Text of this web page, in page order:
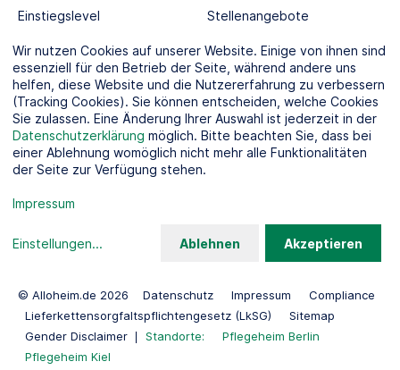
Einstiegslevel
Stellenangebote
SOCIAL MEDIA
KOOPERATIONSPARTNER
© Alloheim.de 2026 Datenschutz Impressum
Compliance
Lieferkettensorgfaltspflichtengesetz (LkSG)
Sitemap
Gender Disclaimer
Standorte:
Pflegeheim Berlin
Pflegeheim Kiel
Wir nutzen Cookies auf unserer Website. Einige von ihnen sind
essenziell für den Betrieb der Seite, während andere uns
helfen, diese Website und die Nutzererfahrung zu verbessern
(Tracking Cookies). Sie können entscheiden, welche Cookies
Sie zulassen. Eine Änderung Ihrer Auswahl ist jederzeit in der
Datenschutzerklärung möglich. Bitte beachten Sie, dass bei
einer Ablehnung womöglich nicht mehr alle Funktionalitäten
der Seite zur Verfügung stehen.
Impressum
Einstellungen... Ablehnen Akzeptieren